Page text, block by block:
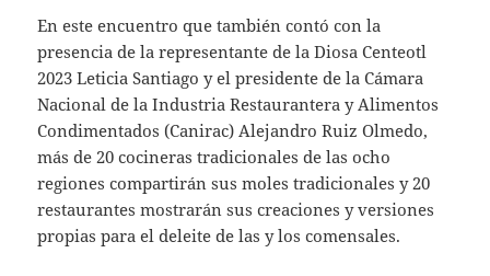
En este encuentro que también contó con la
presencia de la representante de la Diosa Centeotl
2023 Leticia Santiago y el presidente de la Cámara
Nacional de la Industria Restaurantera y Alimentos
Condimentados (Canirac) Alejandro Ruiz Olmedo,
más de 20 cocineras tradicionales de las ocho
regiones compartirán sus moles tradicionales y 20
restaurantes mostrarán sus creaciones y versiones
propias para el deleite de las y los comensales.